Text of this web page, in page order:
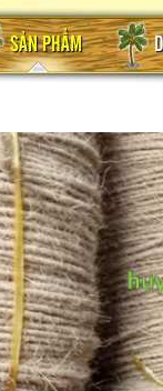
SẢN PHẨM